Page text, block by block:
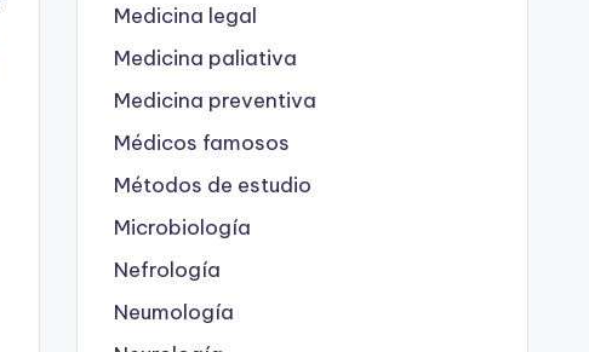
Medicina legal
Medicina paliativa
Medicina preventiva
Médicos famosos
Métodos de estudio
Microbiología
Nefrología
Neumología